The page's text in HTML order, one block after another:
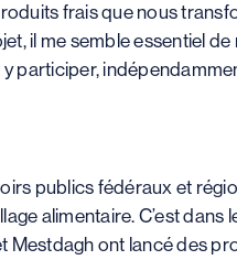
frais que nous
il me semble essentiel
publics fédéraux et
alimentaire. C’est dans
ont lancé des